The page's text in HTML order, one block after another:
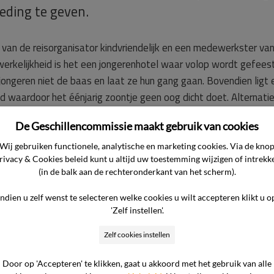
te geven.
de reisorganisator kindvriendelijk en een medewerkster
is het een jongerenhotel waar volop wordt
niet de baas en laat ze hun gang gaan. Bovendien
waardoor het éénjarig zoontje geen oog dicht doet.
de consument dit hotel nooit had moeten boeken.
hotelgasten, maar is hij wel tekort geschoten in zijn
aangeeft dat er kinderactiviteiten en –faciliteiten
staat er dat het hotel bij jongeren erg populair is, centraal
Het is één van de populairste badplaatsen met
reisleiding heeft ter plaatse een alternatief aangeboden,
de reisovereenkomst is uitgevoerd wordt de consument
in zowel het aanbod als in de boekingsbevestiging niet
De Geschillencommissie maakt gebruik van cookies
Wij gebruiken functionele, analytische en marketing cookies. Via de knop
& Cookies beleid kunt u altijd uw toestemming wijzigen of
(in de balk aan de rechteronderkant van het scherm).
u zelf wenst te selecteren welke cookies u wilt accepteren klikt u
'Zelf instellen'.
Zelf cookies instellen
Door op 'Accepteren' te klikken, gaat u akkoord met het gebruik van alle